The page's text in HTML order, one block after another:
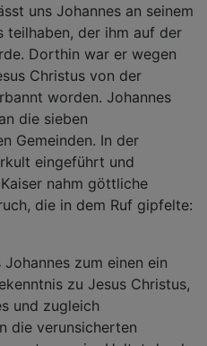
uns Johannes an seinem
teilhaben, der ihm auf der
Dorthin war er wegen
Christus von der
worden. Johannes
die sieben
Gemeinden. In der
eingeführt und
nahm göttliche
die in dem Ruf gipfelte:
zum einen ein
zu Jesus Christus,
und zugleich
die verunsicherten